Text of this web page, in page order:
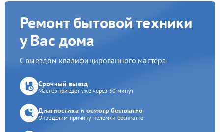
Ремонт бытовой техники
у Вас дома
С выездом квалифицированного мастера
Срочный выезд
Мастер приедет уже через 30 минут
Диагностика и осмотр бесплатно
Определим причину поломки бесплатно